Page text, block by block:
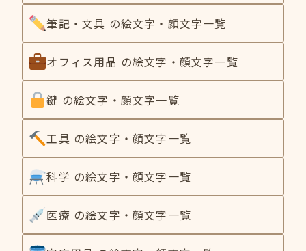
筆記・文具 の絵文字・顔文字一覧
オフィス用品 の絵文字・顔文字一覧
鍵 の絵文字・顔文字一覧
工具 の絵文字・顔文字一覧
科学 の絵文字・顔文字一覧
医療 の絵文字・顔文字一覧